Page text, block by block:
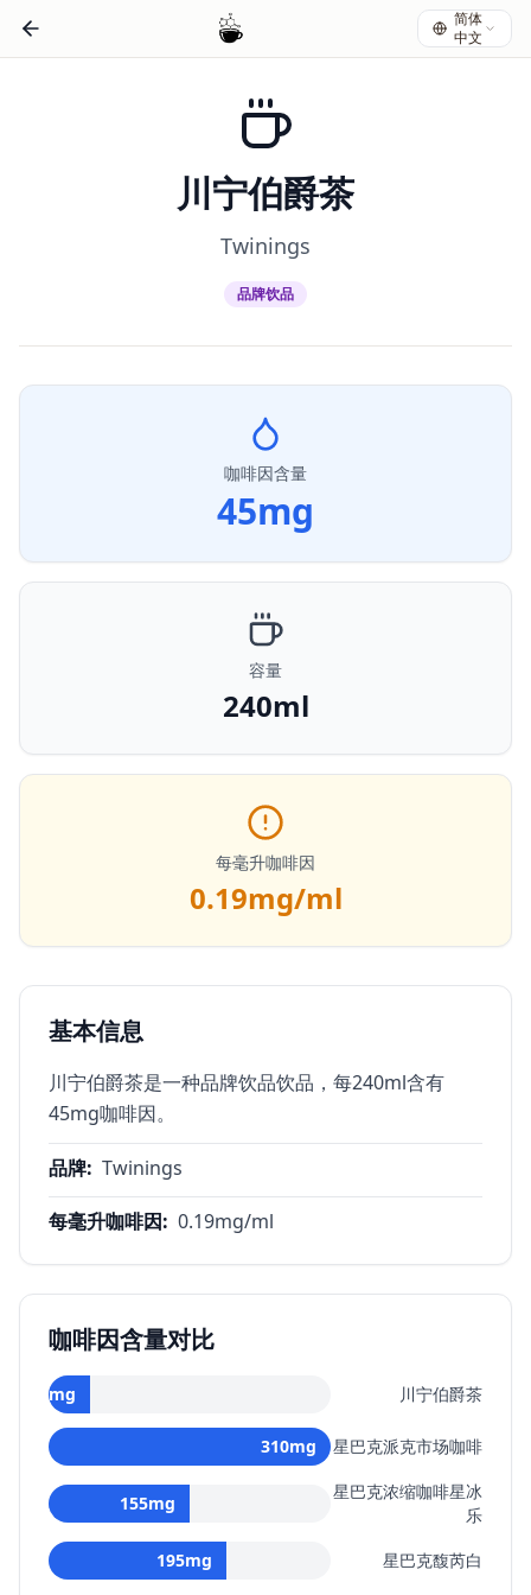
简体
中文
川宁伯爵茶
Twinings
品牌饮品
咖啡因含量
45mg
容量
240ml
每毫升咖啡因
0.19mg/ml
基本信息
川宁伯爵茶是一种品牌饮品饮品，每240ml含有
45mg咖啡因。
品牌: Twinings
每毫升咖啡因: 0.19mg/ml
咖啡因含量对比
mg 川宁伯爵茶
310mg 星巴克派克市场咖啡
155mg
星巴克浓缩咖啡星冰
乐
195mg 星巴克馥芮白